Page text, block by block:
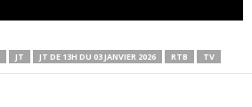
JT JT DE 13H DU 03 JANVIER 2026 RTB TV